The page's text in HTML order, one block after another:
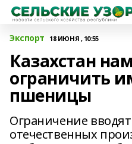
Экспорт 18 ИЮНЯ , 10:55
Казахстан
ограничить
пшеницы
Ограничение
отечественных